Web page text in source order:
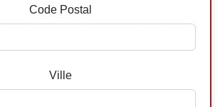
Code Postal
Ville